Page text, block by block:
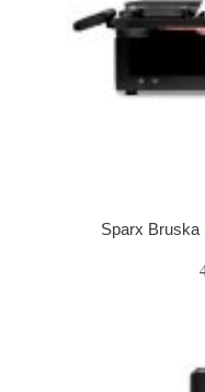
Sparx Bruska